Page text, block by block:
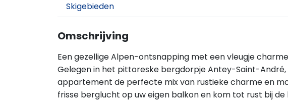
Skigebieden
Omschrijving
Een gezellige Alpen-ontsnapping met een vleugje charme
Gelegen in het pittoreske bergdorpje Antey-Saint-
appartement de perfecte mix van rustieke charme en
frisse berglucht op uw eigen balkon en kom tot rust bij